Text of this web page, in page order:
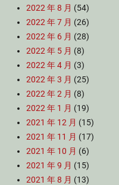
2022 年 8 月 (54)
2022 年 7 月 (26)
2022 年 6 月 (28)
2022 年 5 月 (8)
2022 年 4 月 (3)
2022 年 3 月 (25)
2022 年 2 月 (8)
2022 年 1 月 (19)
2021 年 12 月 (15)
2021 年 11 月 (17)
2021 年 10 月 (6)
2021 年 9 月 (15)
2021 年 8 月 (13)